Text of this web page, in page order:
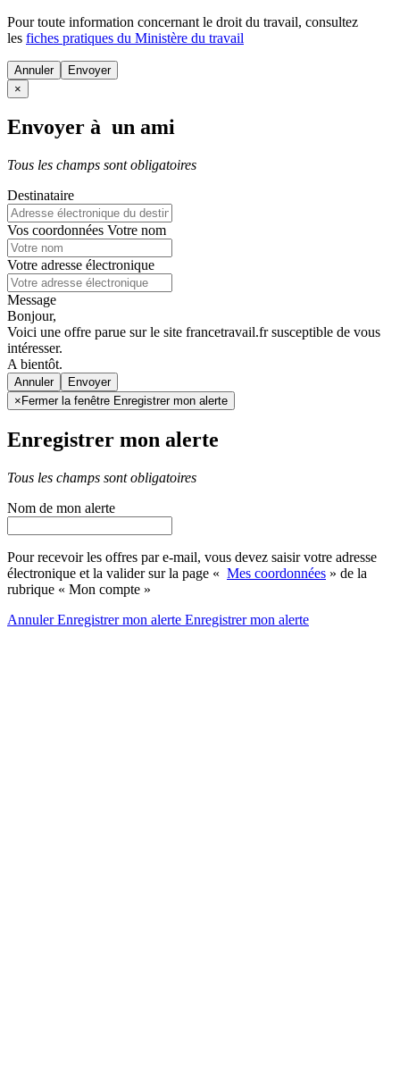
Pour toute information concernant le droit du travail, consultez
les fiches pratiques du Ministère du travail
Annuler
×
Envoyer à un ami
Tous les champs sont obligatoires
Destinataire
Vos coordonnées Votre nom
Votre adresse électronique
Message
Bonjour,
Voici une offre parue sur le site francetravail.fr susceptible de vous
intéresser.
A bientôt.
Annuler
× Fermer la fenêtre Enregistrer mon alerte
Enregistrer mon alerte
Tous les champs sont obligatoires
Nom de mon alerte
Pour recevoir les offres par e-mail, vous devez saisir votre adresse
électronique et la valider sur la page « Mes coordonnées » de la
rubrique « Mon compte »
AnnulerEnregistrer mon alerte Enregistrermon alerte